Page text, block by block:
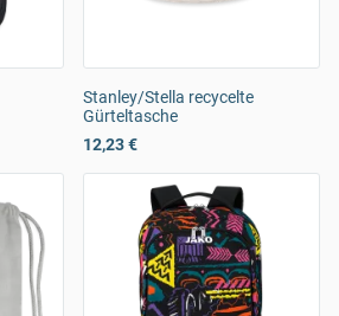
Stanley/Stella recycelte
Gürteltasche
12,23 €